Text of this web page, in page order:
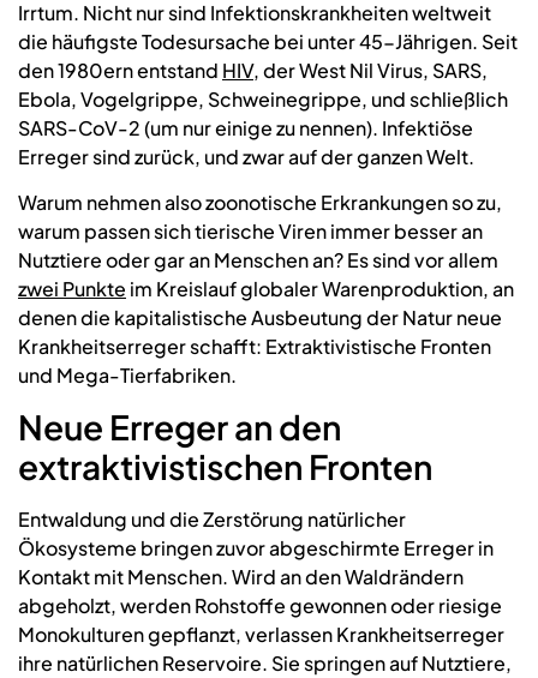
Irrtum. Nicht nur sind Infektionskrankheiten weltweit
die häufigste Todesursache bei unter 45-Jährigen. Seit
den 1980ern entstand HIV, der West Nil Virus, SARS,
Ebola, Vogelgrippe, Schweinegrippe, und schließlich
SARS-CoV-2 (um nur einige zu nennen). Infektiöse
Erreger sind zurück, und zwar auf der ganzen Welt.
Warum nehmen also zoonotische Erkrankungen so zu,
warum passen sich tierische Viren immer besser an
Nutztiere oder gar an Menschen an? Es sind vor allem
zwei Punkte im Kreislauf globaler Warenproduktion, an
denen die kapitalistische Ausbeutung der Natur neue
Krankheitserreger schafft: Extraktivistische Fronten
und Mega-Tierfabriken.
Neue Erreger an den
extraktivistischen Fronten
Entwaldung und die Zerstörung natürlicher
Ökosysteme bringen zuvor abgeschirmte Erreger in
Kontakt mit Menschen. Wird an den Waldrändern
abgeholzt, werden Rohstoffe gewonnen oder riesige
Monokulturen gepflanzt, verlassen Krankheitserreger
ihre natürlichen Reservoire. Sie springen auf Nutztiere,